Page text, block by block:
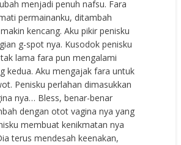
menjadi penuh nafsu. Fara
permainanku, ditambah
kencang. Aku pikir penisku
g-spot nya. Kusodok penisku
lama fara pun mengalami
kedua. Aku mengajak fara untuk
Penisku perlahan dimasukkan
nya… Bless, benar-benar
dengan otot vagina nya yang
membuat kenikmatan nya
terus mendesah keenakan,